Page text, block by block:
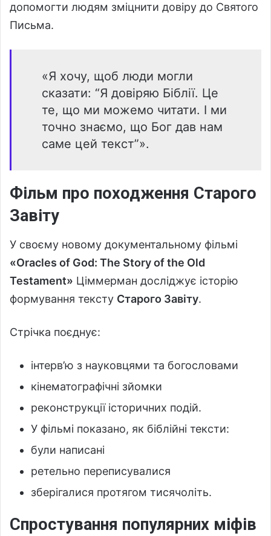
допомогти людям зміцнити довіру до Святого
Письма.
«Я хочу, щоб люди могли
сказати: “Я довіряю Біблії. Це
те, що ми можемо читати. І ми
точно знаємо, що Бог дав нам
саме цей текст”».
Фільм про походження Старого
Завіту
У своєму новому документальному фільмі
«Oracles of God: The Story of the Old
Testament» Ціммерман досліджує історію
формування тексту Старого Завіту.
Стрічка поєднує:
інтерв’ю з науковцями та богословами
кінематографічні зйомки
реконструкції історичних подій.
У фільмі показано, як біблійні тексти:
були написані
ретельно переписувалися
зберігалися протягом тисячоліть.
Спростування популярних міфів